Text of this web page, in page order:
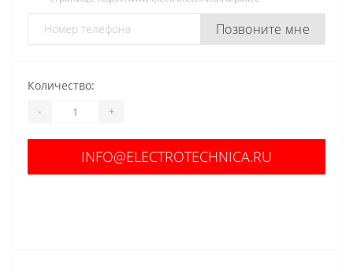
Позвоните мне
Количество:
- +
INFO@ELECTROTECHNICA.RU